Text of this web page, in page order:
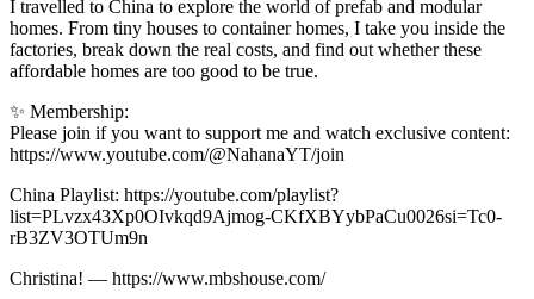
I travelled to China to explore the world of prefab and modular
homes. From tiny houses to container homes, I take you inside the
factories, break down the real costs, and find out whether these
affordable homes are too good to be true.
✨ Membership:
Please join if you want to support me and watch exclusive content:
https://www.youtube.com/@NahanaYT/join
China Playlist: https://youtube.com/playlist?
list=PLvzx43Xp0OIvkqd9Ajmog-CKfXBYybPaCu0026si=Tc0-
rB3ZV3OTUm9n
Christina! — https://www.mbshouse.com/